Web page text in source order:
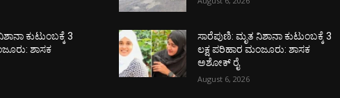
ಕುಟುಂಬಕ್ಕೆ 3
ಶಾಸಕ
ಸಾರೆಪುಣಿ: ಮೃತ ನಿಶಾನಾ ಕುಟುಂಬಕ್ಕೆ 3
ಲಕ್ಷ ಪರಿಹಾರ ಮಂಜೂರು: ಶಾಸಕ
ಅಶೋಕ್ ರೈ
August 6, 2026